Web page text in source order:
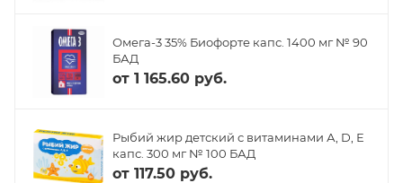
Омега-3 35% Биофорте капс. 1400 мг № 90
БАД
от 1 165.60 руб.
Рыбий жир детский с витаминами А, D, Е
капс. 300 мг № 100 БАД
от 117.50 руб.